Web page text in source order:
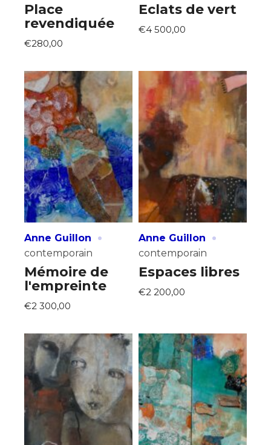
Place
revendiquée
€280,00
Eclats de vert
€4 500,00
Anne Guillon ·
contemporain
Mémoire de
l'empreinte
€2 300,00
Anne Guillon ·
contemporain
Espaces libres
€2 200,00